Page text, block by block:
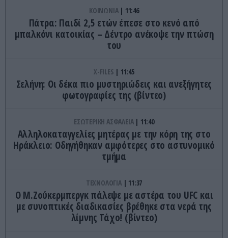
ΚΟΙΝΩΝΙΑ 11:46
Πάτρα: Παιδί 2,5 ετών έπεσε στο κενό από
μπαλκόνι κατοικίας – Δέντρο ανέκοψε την πτώση
του
X-FILES 11:45
Σελήνη: Oι δέκα πιο μυστηριώδεις και ανεξήγητες
φωτογραφίες της (βίντεο)
ΕΣΩΤΕΡΙΚΗ ΑΣΦΑΛΕΙΑ 11:40
Αλληλοκαταγγελίες μητέρας με την κόρη της στο
Ηράκλειο: Οδηγήθηκαν αμφότερες στο αστυνομικό
τμήμα
ΤΕΧΝΟΛΟΓΙΑ 11:37
Ο Μ.Ζούκερμπεργκ πάλεψε με αστέρα του UFC και
με συνοπτικές διαδικασίες βρέθηκε στα νερά της
λίμνης Τάχο! (βίντεο)